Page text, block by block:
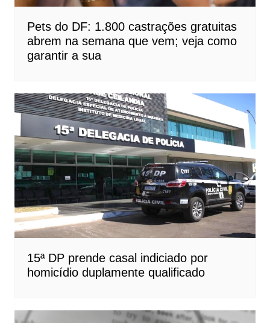
Pets do DF: 1.800 castrações gratuitas
abrem na semana que vem; veja como
garantir a sua
15ª DP prende casal indiciado por
homicídio duplamente qualificado